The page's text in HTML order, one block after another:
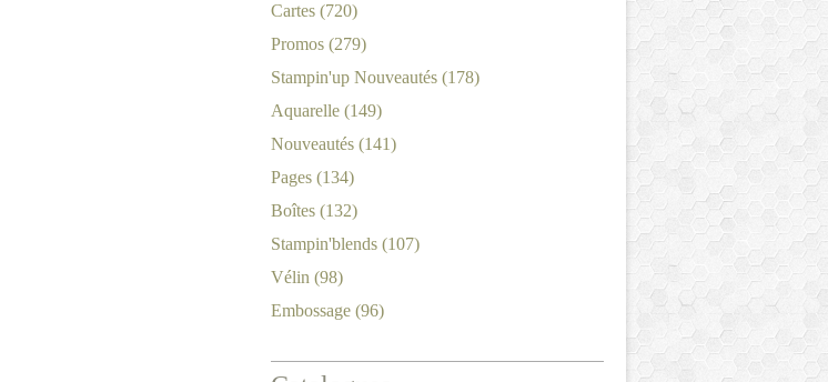
Cartes (720)
Promos (279)
Stampin'up Nouveautés (178)
Aquarelle (149)
Nouveautés (141)
Pages (134)
Boîtes (132)
Stampin'blends (107)
Vélin (98)
Embossage (96)